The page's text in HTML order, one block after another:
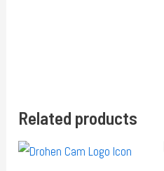
Related products